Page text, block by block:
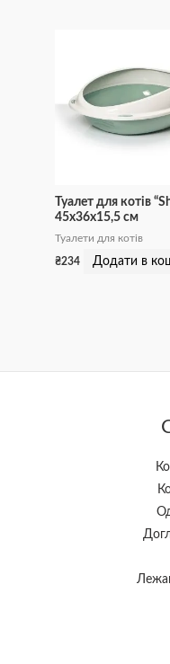
Туалет для котів
45x36x15,5 см
Туалети для котів
₴234 Додати в